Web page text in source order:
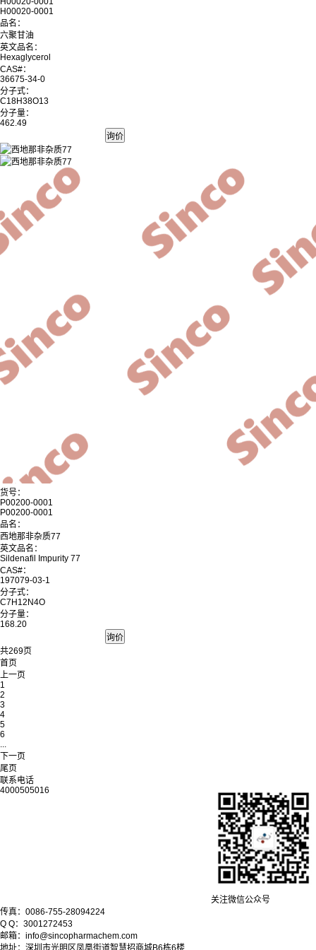
H00020-0001
品名：
六聚甘油
英文品名：
Hexaglycerol
CAS#：
36675-34-0
分子式：
C18H38O13
分子量：
462.49
货号：
P00200-0001
P00200-0001
品名：
西地那非杂质77
英文品名：
Sildenafil Impurity 77
CAS#：
197079-03-1
分子式：
C7H12N4O
分子量：
168.20
共269页
首页
上一页
1
2
3
4
5
6
...
下一页
尾页
联系电话
4000505016
关注微信公众号
传真：0086-755-28094224
Q Q：3001272453
邮箱：info@sincopharmachem.com